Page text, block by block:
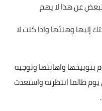
البوابة التعليمية
والطفل
صورة
عن هذا لا يهم
إليها وهنئها واذا كنت لا
بتوبيخها واهانتها وتوجيه
طالما انتظرته واستعدت